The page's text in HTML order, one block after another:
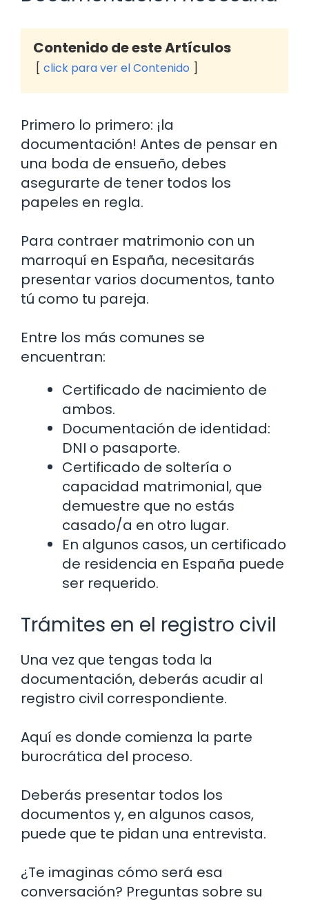
Contenido de este Artículos
click para ver el Contenido
Primero lo primero: ¡la
documentación! Antes de pensar en
una boda de ensueño, debes
asegurarte de tener todos los
papeles en regla.
Para contraer matrimonio con un
marroquí en España, necesitarás
presentar varios documentos, tanto
tú como tu pareja.
Entre los más comunes se
encuentran:
Certificado de nacimiento de
ambos.
Documentación de identidad:
DNI o pasaporte.
Certificado de soltería o
capacidad matrimonial, que
demuestre que no estás
casado/a en otro lugar.
En algunos casos, un certificado
de residencia en España puede
ser requerido.
Trámites en el registro civil
Una vez que tengas toda la
documentación, deberás acudir al
registro civil correspondiente.
Aquí es donde comienza la parte
burocrática del proceso.
Deberás presentar todos los
documentos y, en algunos casos,
puede que te pidan una entrevista.
¿Te imaginas cómo será esa
conversación? Preguntas sobre su